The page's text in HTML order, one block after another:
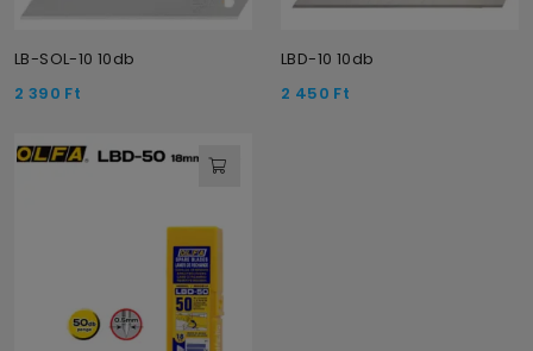
LB-SOL-10 10db
2 390 Ft
LBD-10 10db
2 450 Ft